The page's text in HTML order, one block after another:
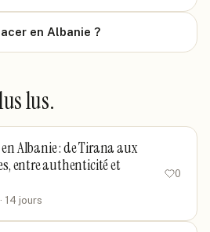
en Albanie ?
lus.
Albanie : de Tirana aux
entre authenticité et
· 14 jours
0